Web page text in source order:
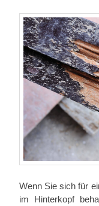
Wenn Sie sich für
im Hinterkopf